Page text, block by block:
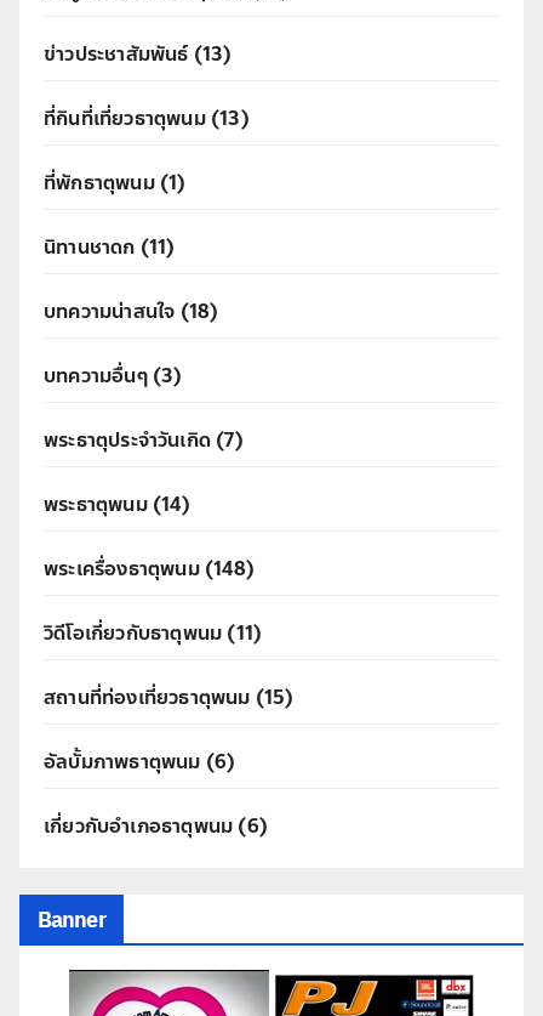
ข่าวประชาสัมพันธ์(13)
ที่กินที่เที่ยวธาตุพนม(13)
ที่พักธาตุพนม(1)
นิทานชาดก (11)
บทความน่าสนใจ (18)
บทความอื่นๆ(3)
พระธาตุประจำวันเกิด (7)
พระธาตุพนม(14)
พระเครื่องธาตุพนม(148)
วิดีโอเกี่ยวกับธาตุพนม (11)
สถานที่ท่องเที่ยวธาตุพนม (15)
อัลบั้มภาพธาตุพนม (6)
เกี่ยวกับอำเภอธาตุพนม (6)
Banner